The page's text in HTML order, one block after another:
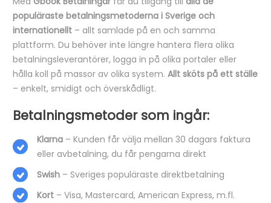
populäraste betalningsmetoderna i Sverige och
internationellt – allt samlade på en och samma
plattform. Du behöver inte längre hantera flera olika
betalningsleverantörer, logga in på olika portaler eller
hålla koll på massor av olika system. Allt sköts på ett ställe
– enkelt, smidigt och överskådligt.
Betalningsmetoder som ingår:
Klarna – Kunden får välja mellan 30 dagars faktura
eller avbetalning, du får pengarna direkt
Swish – Sveriges populäraste direktbetalning
Kort – Visa, Mastercard, American Express, m.fl.